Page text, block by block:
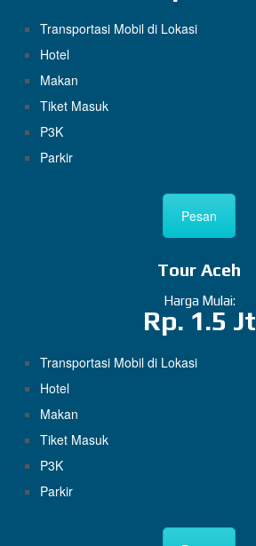
Transportasi Mobil di Lokasi
Hotel
Makan
Tiket Masuk
P3K
Parkir
Pesan
Tour Aceh
Harga Mulai:
Rp. 1.5 Jt
Transportasi Mobil di Lokasi
Hotel
Makan
Tiket Masuk
P3K
Parkir